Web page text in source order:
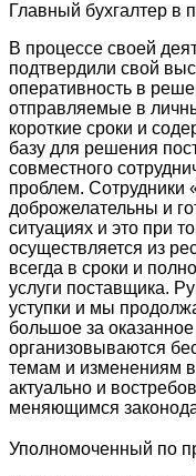
Главный бухгалтер
В процессе своей
подтвердили свой
оперативность в
отправляемые в
короткие сроки и
базу для решения
совместного
проблем. Сотрудники
доброжелательны и
ситуациях и это при
осуществляется из
всегда в сроки и
услуги поставщика.
уступки и мы
большое за
организовываются
темам и изменениям
актуально и
меняющимся
Уполномоченный по